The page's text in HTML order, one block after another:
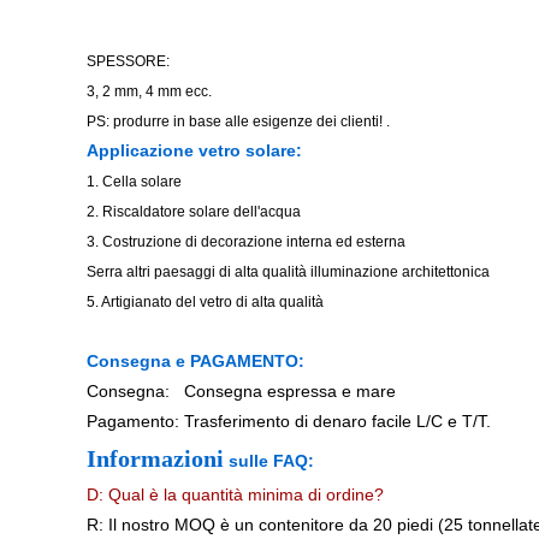
SPESSORE:
3, 2 mm, 4 mm ecc.
PS: produrre in base alle esigenze dei clienti! .
Applicazione vetro solare:
1. Cella solare
2. Riscaldatore solare dell'acqua
3. Costruzione di decorazione interna ed esterna
Serra altri paesaggi di alta qualità illuminazione architettonica
5. Artigianato del vetro di alta qualità
Consegna e PAGAMENTO:
Consegna: Consegna espressa e mare
Pagamento: Trasferimento di denaro facile L/C e T/T.
Informazioni sulle FAQ:
D: Qual è la quantità minima di ordine?
R: Il nostro MOQ è un contenitore da 20 piedi (25